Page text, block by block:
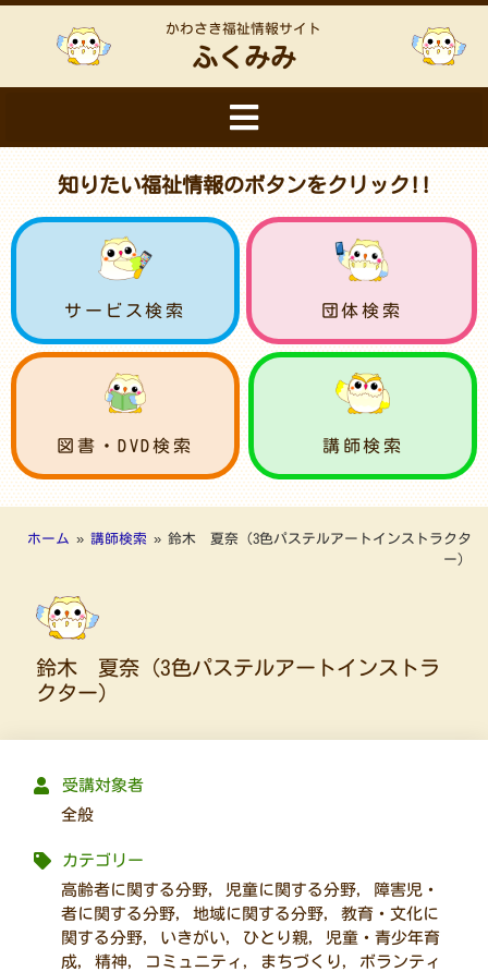
かわさき福祉情報サイト
ふくみみ
知りたい福祉情報のボタンをクリック!!
サービス検索 団体検索
図書・DVD検索 講師検索
ホーム » 講師検索 » 鈴木 夏奈（3色パステルアートインストラクタ
ー）
鈴木 夏奈（3色パステルアートインストラ
クター）
受講対象者
全般
カテゴリー
高齢者に関する分野, 児童に関する分野,
障害児・
者に関する分野,地域に関する分野,教育・文化に
関する分野, いきがい, ひとり親, 児童・青少年育
成,精神, コミュニティ, まちづくり, ボランティ